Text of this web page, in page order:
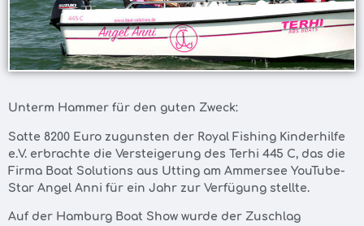
Unterm Hammer für den guten Zweck:
Satte 8200 Euro zugunsten der Royal Fishing Kinderhilfe
e.V. erbrachte die Versteigerung des Terhi 445 C, das die
Firma Boat Solutions aus Utting am Ammersee YouTube-
Star Angel Anni für ein Jahr zur Verfügung stellte.
Auf der Hamburg Boat Show wurde der Zuschlag